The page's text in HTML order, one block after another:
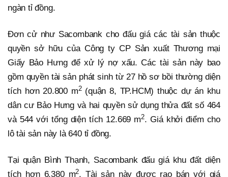
ngàn tỉ đồng.
Đơn cử như Sacombank cho đấu giá các tài sản thuộc
quyền sở hữu của Công ty CP Sản xuất Thương mại
Giấy Bảo Hưng để xử lý nợ xấu. Các tài sản này bao
gồm quyền tài sản phát sinh từ 27 hồ sơ bồi thường diện
tích hơn 20.800 m2(quận 8, TP.HCM) thuộc dự án khu
dân cư Bảo Hưng và hai quyền sử dụng thửa đất số 464
và 544 với tổng diện tích 12.669 m2. Giá khởi điểm cho
lô tài sản này là 640 tỉ đồng.
Tại quận Bình Thạnh, Sacombank đấu giá khu đất diện
tích hơn 6.380 m2. Tài sản này được rao bán với giá